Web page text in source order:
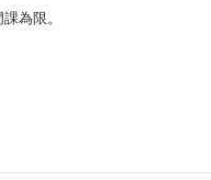
為限。